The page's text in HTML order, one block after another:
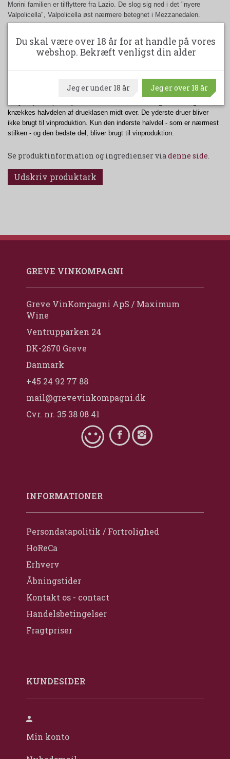
Morini familien er tilflyttere fra Lazio. De slog sig ned i det "nyere
Valpolicella", Valpolicella øst nærmere betegnet i Mezzanedalen.
fremstille god Amarone er der flere eksempler på. Bedste eksempler er
Dal Forno , Roccolo Grassi og Corte san't Alda. Latiums vingård ligger
deres. Desuden har Latium vinmarker i Illasi - tæt på Dal Forno's
Corvina, Rondinella, Croatina og Oseleta. Latiums vine har meget lavt
knækkes halvdelen af drueklasen midt over. De yderste druer bliver
ikke brugt til vinproduktion. Kun den inderste halvdel - som er nærmest
stilken - og den bedste del, bliver brugt til vinproduktion.
Se produktinformation og ingredienser viadenne side.
Udskriv produktark
GREVE VINKOMPAGNI
Greve VinKompagni ApS / Maximum
Wine
Ventrupparken 24
DK-2670 Greve
Danmark
+45 24 92 77 88
mail@grevevinkompagni.dk
Cvr. nr. 35 38 08 41
INFORMATIONER
Persondatapolitik / Fortrolighed
HoReCa
Erhverv
Åbningstider
Kontakt os - contact
Handelsbetingelser
Fragtpriser
KUNDESIDER
Min konto
Du skal være over 18 år for at handle på vores
webshop. Bekræft venligst din alder
Jeg er under 18 år Jeg er over 18 år